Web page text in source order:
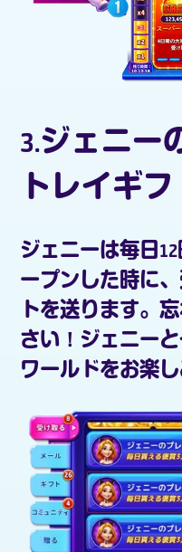
3.ジェニー
トレイギフ
ジェニーは毎日
ープンした時に
トを送ります。
さい！ジェニー
ワールドをお楽し